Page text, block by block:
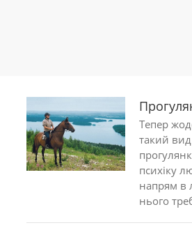
Тепер
такий вид
психіку
напрям в
нього